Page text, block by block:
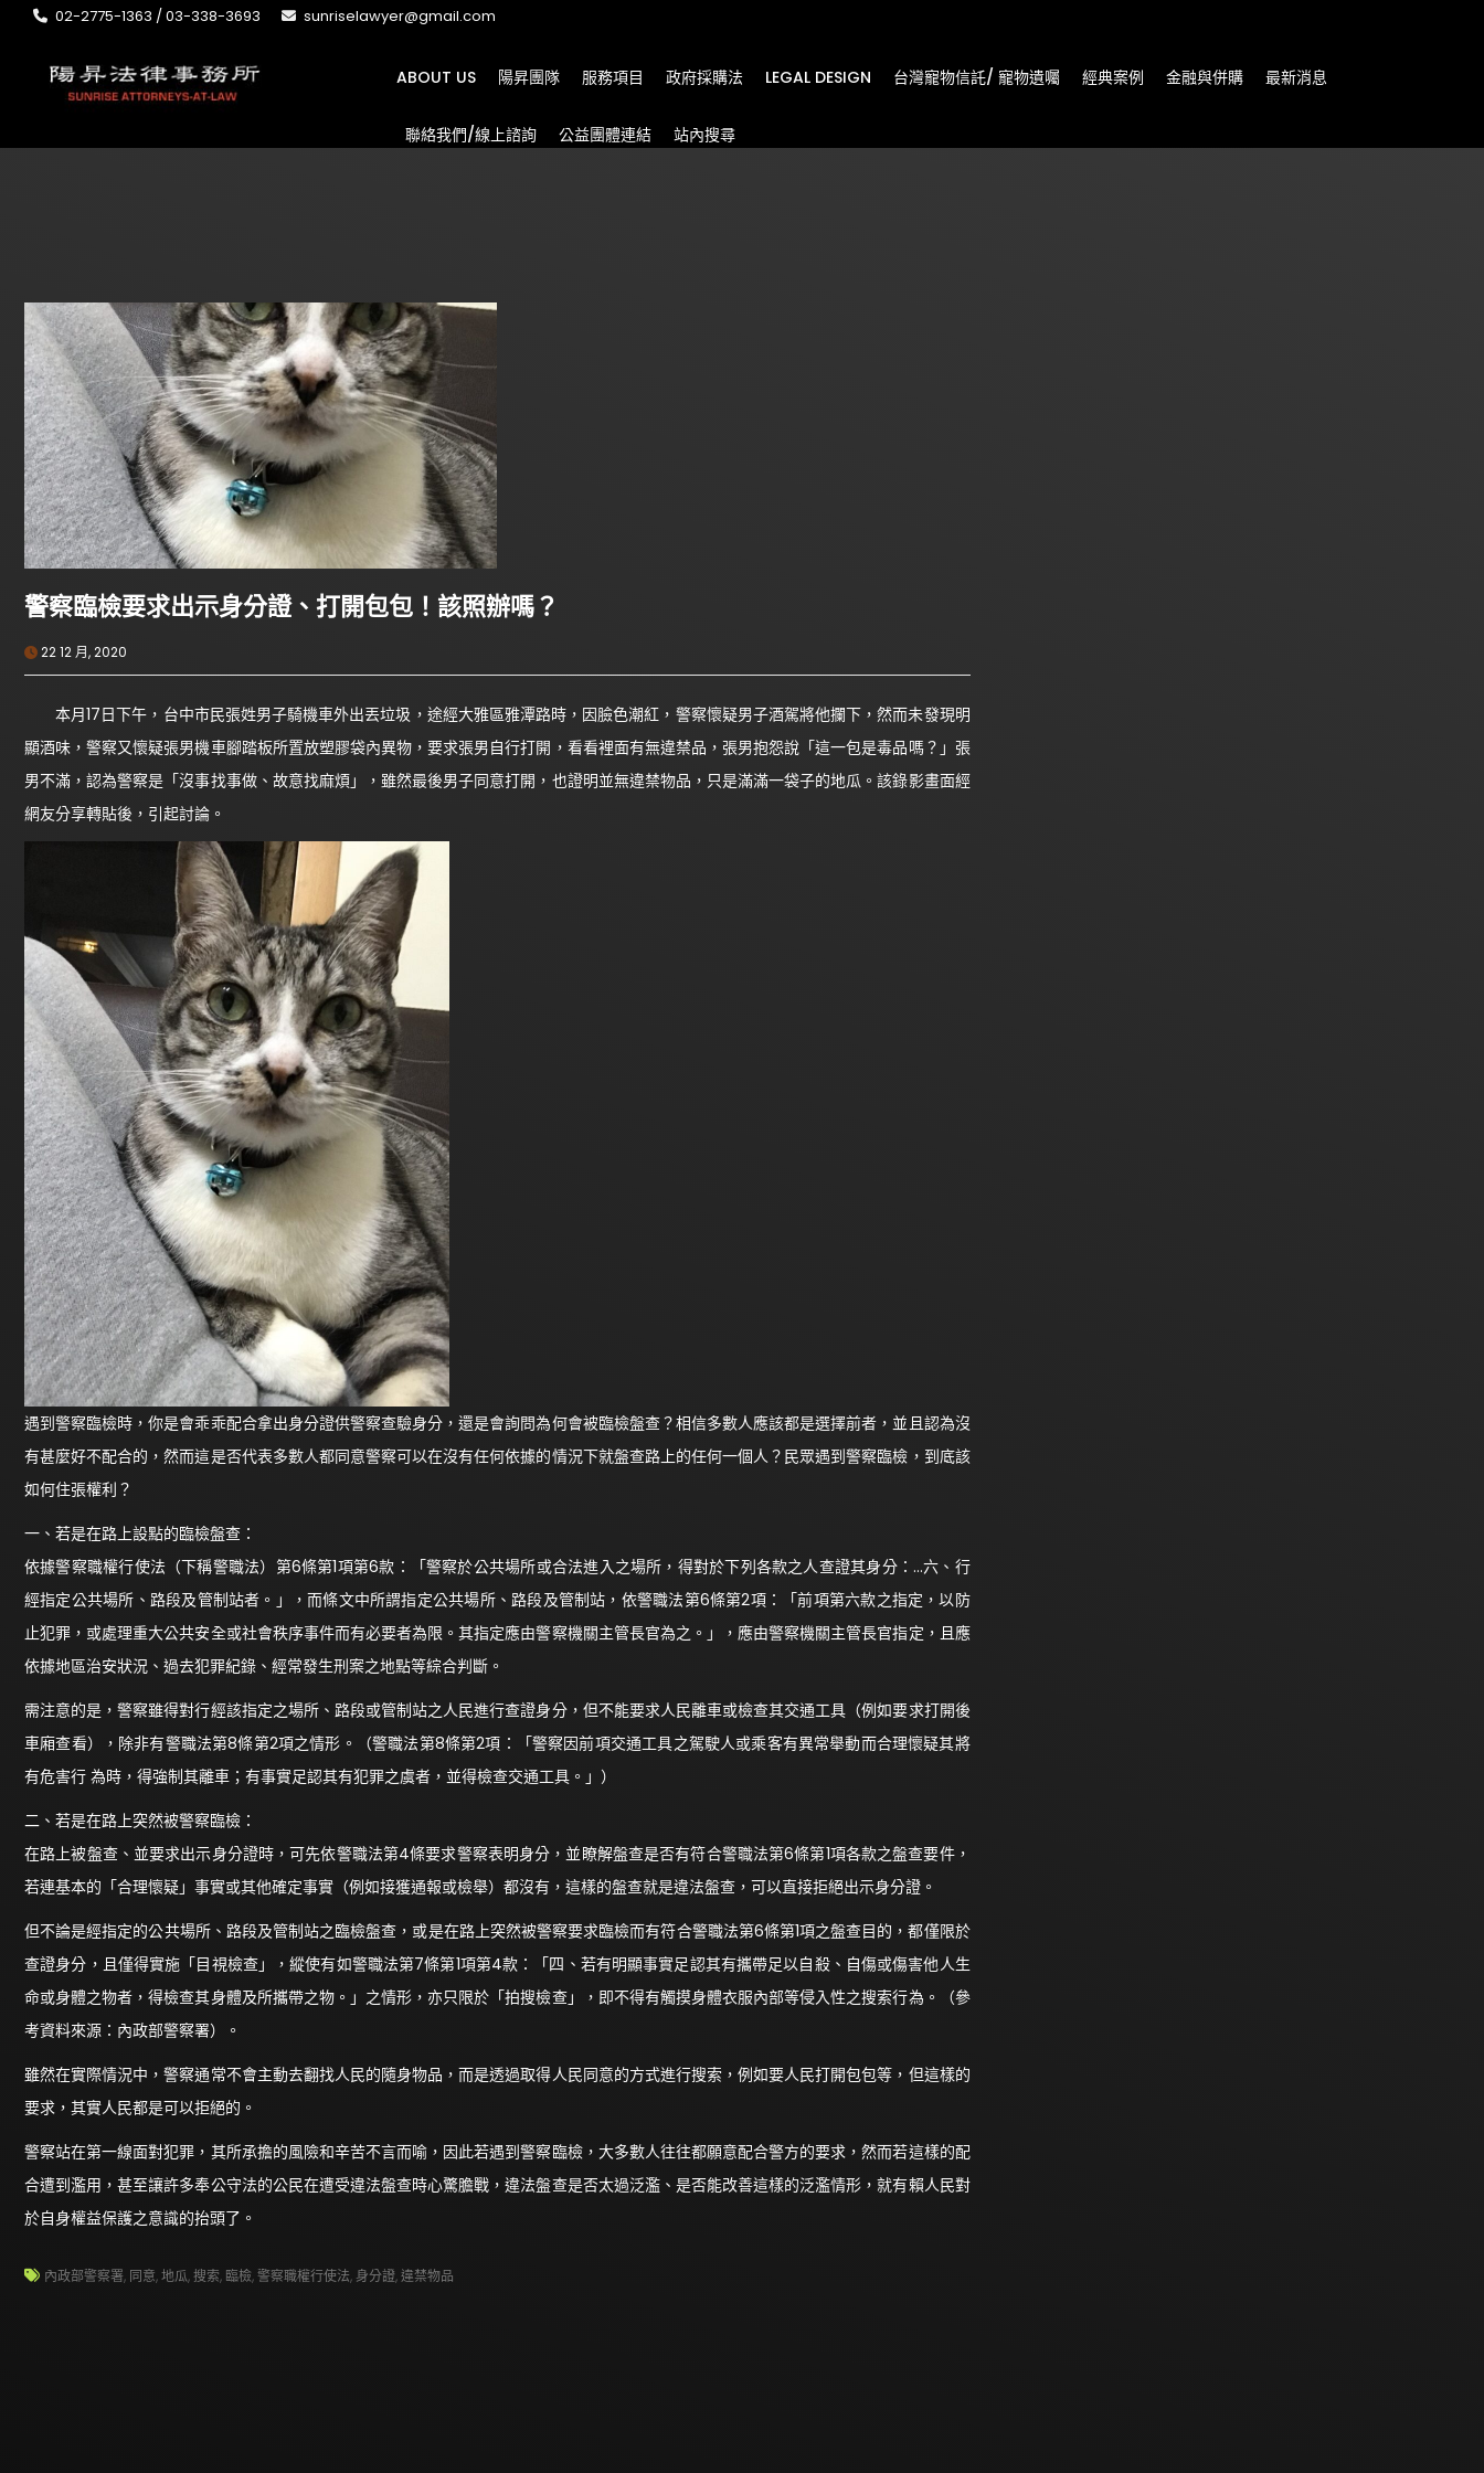
02-2775-1363 / 03-338-3693 sunriselawyer@gmail.com
ABOUT US 陽昇團隊 服務項目 政府採購法 LEGAL DESIGN 台灣寵物信託/ 寵物遺囑 經典案例 金融與併購 最新消息
聯絡我們/線上諮詢 公益團體連結 站內搜尋
警察臨檢要求出示身分證、打開包包！該照辦嗎？
22 12 月, 2020
本月17日下午，台中市民張姓男子騎機車外出丟垃圾，途經大雅區雅潭路時，因臉色潮紅，警察懷疑男子酒駕將他攔下，然而未發現明
顯酒味，警察又懷疑張男機車腳踏板所置放塑膠袋內異物，要求張男自行打開，看看裡面有無違禁品，張男抱怨說「這一包是毒品嗎？」張
男不滿，認為警察是「沒事找事做、故意找麻煩」，雖然最後男子同意打開，也證明並無違禁物品，只是滿滿一袋子的地瓜。該錄影畫面經
網友分享轉貼後，引起討論。
遇到警察臨檢時，你是會乖乖配合拿出身分證供警察查驗身分，還是會詢問為何會被臨檢盤查？相信多數人應該都是選擇前者，並且認為沒
有甚麼好不配合的，然而這是否代表多數人都同意警察可以在沒有任何依據的情況下就盤查路上的任何一個人？民眾遇到警察臨檢，到底該
如何住張權利？
一、若是在路上設點的臨檢盤查：
依據警察職權行使法（下稱警職法）第6條第1項第6款：「警察於公共場所或合法進入之場所，得對於下列各款之人查證其身分：…六、行
經指定公共場所、路段及管制站者。」，而條文中所謂指定公共場所、路段及管制站，依警職法第6條第2項：「前項第六款之指定，以防
止犯罪，或處理重大公共安全或社會秩序事件而有必要者為限。其指定應由警察機關主管長官為之。」，應由警察機關主管長官指定，且應
依據地區治安狀況、過去犯罪紀錄、經常發生刑案之地點等綜合判斷。
需注意的是，警察雖得對行經該指定之場所、路段或管制站之人民進行查證身分，但不能要求人民離車或檢查其交通工具（例如要求打開後
車廂查看），除非有警職法第8條第2項之情形。（警職法第8條第2項：「警察因前項交通工具之駕駛人或乘客有異常舉動而合理懷疑其將
有危害行 為時，得強制其離車；有事實足認其有犯罪之虞者，並得檢查交通工具。」）
二、若是在路上突然被警察臨檢：
在路上被盤查、並要求出示身分證時，可先依警職法第4條要求警察表明身分，並瞭解盤查是否有符合警職法第6條第1項各款之盤查要件，
若連基本的「合理懷疑」事實或其他確定事實（例如接獲通報或檢舉）都沒有，這樣的盤查就是違法盤查，可以直接拒絕出示身分證。
但不論是經指定的公共場所、路段及管制站之臨檢盤查，或是在路上突然被警察要求臨檢而有符合警職法第6條第1項之盤查目的，都僅限於
查證身分，且僅得實施「目視檢查」，縱使有如警職法第7條第1項第4款：「四、若有明顯事實足認其有攜帶足以自殺、自傷或傷害他人生
命或身體之物者，得檢查其身體及所攜帶之物。」之情形，亦只限於「拍搜檢查」，即不得有觸摸身體衣服內部等侵入性之搜索行為。（參
考資料來源：內政部警察署）。
雖然在實際情況中，警察通常不會主動去翻找人民的隨身物品，而是透過取得人民同意的方式進行搜索，例如要人民打開包包等，但這樣的
要求，其實人民都是可以拒絕的。
警察站在第一線面對犯罪，其所承擔的風險和辛苦不言而喻，因此若遇到警察臨檢，大多數人往往都願意配合警方的要求，然而若這樣的配
合遭到濫用，甚至讓許多奉公守法的公民在遭受違法盤查時心驚膽戰，違法盤查是否太過泛濫、是否能改善這樣的泛濫情形，就有賴人民對
於自身權益保護之意識的抬頭了。
內政部警察署, 同意,地瓜,搜索, 臨檢,警察職權行使法,身分證,違禁物品